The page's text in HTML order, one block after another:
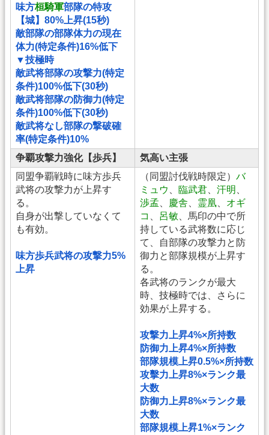
味方桓騎軍部隊の特攻
【城】80%上昇(15秒)
敵部隊の部隊体力の現在
体力(特定条件)16%低下
▼技極時
敵武将部隊の攻撃力(特定
条件)100%低下(30秒)
敵武将部隊の防御力(特定
条件)100%低下(30秒)
敵武将なし部隊の撃破確
率(特定条件)10%
争覇攻撃力強化【歩兵】
気高い主張
同盟争覇戦時に味方歩兵
武将の攻撃力が上昇す
る。
自身が出撃していなくて
も有効。
味方歩兵武将の攻撃力5%
上昇
（同盟討伐戦時限定） バ
ミュウ 、 臨武君、 汗明 、
渉孟、 慶舎、 霊凰、 オギ
コ 、 呂敏、馬印の中で所
持している武将数に応じ
て、自部隊の攻撃力と防
御力と部隊規模が上昇す
る。
各武将のランクが最大
時、技極時では、さらに
効果が上昇する。
攻撃力上昇4%×所持数
防御力上昇4%×所持数
部隊規模上昇0.5%×所持数
攻擊力上昇8%×ランク最
大数
防御力上昇8%×ランク最
大数
部隊規模上昇1%×ランク